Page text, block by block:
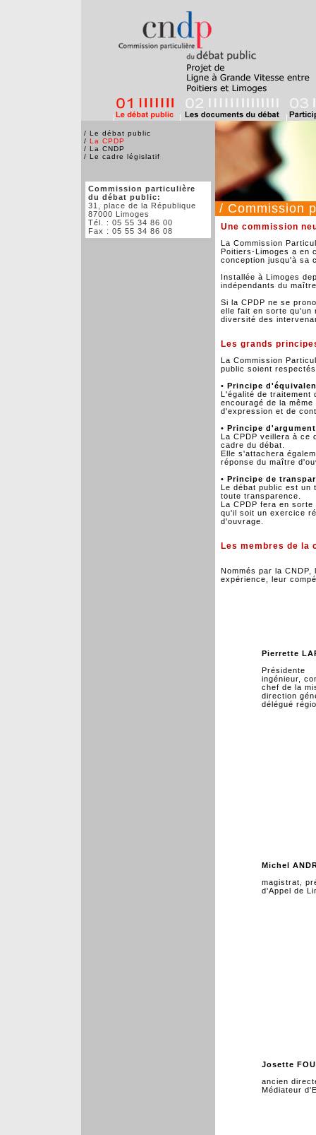
/ Le débat public
/ La CPDP
/ La CNDP
/ Le cadre législatif
Commission particulière
du débat public:
31, place de la République
87000 Limoges
Tél. : 05 55 34 86 00
Fax : 05 55 34 86 08
/ Commission
Une commission
La Commission
Poitiers-Limoges a en
conception jusqu'à sa
Installée à Limoges
indépendants du
Si la CPDP ne se
elle fait en sorte qu'un
diversité des
Les grands
La Commission
public soient
• Principe
L'égalité de traitement
encouragé de la
d'expression et de
• Principe
La CPDP veillera à ce
cadre du débat.
Elle s'attachera
réponse du maître
• Principe de
Le débat public est un
toute transparence.
La CPDP fera en
qu'il soit un exercice
d'ouvrage.
Les membres de la
Nommés par la
expérience, leur
Pierrette
Présidente
ingénieur,
chef de la
direction
délégué
Michel
magistrat,
d'Appel de
Josette
ancien
Médiateur